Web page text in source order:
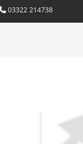
03322 214738